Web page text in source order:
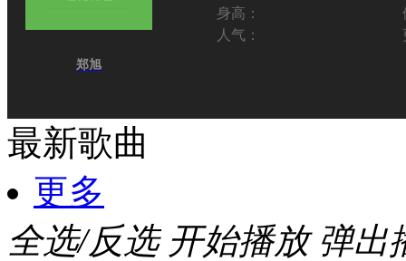
郑旭
身高：
人气：
最新歌曲
更多
全选/反选 开始播放 弹出